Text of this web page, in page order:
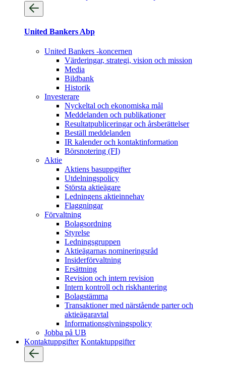
United Bankers Abp
United Bankers -koncernen
Värderingar, strategi, vision och mission
Media
Bildbank
Historik
Investerare
Nyckeltal och ekonomiska mål
Meddelanden och publikationer
Resultatpubliceringar och årsberättelser
Beställ meddelanden
IR kalender och kontaktinformation
Börsnotering (FI)
Aktie
Aktiens basuppgifter
Utdelningspolicy
Största aktieägare
Ledningens aktieinnehav
Flaggningar
Förvaltning
Bolagsordning
Styrelse
Ledningsgruppen
Aktieägarnas nomineringsråd
Insiderförvaltning
Ersättning
Revision och intern revision
Intern kontroll och riskhantering
Bolagstämma
Transaktioner med närstående parter och
aktieägaravtal
Informationsgivningspolicy
Jobba på UB
Kontaktuppgifter Kontaktuppgifter